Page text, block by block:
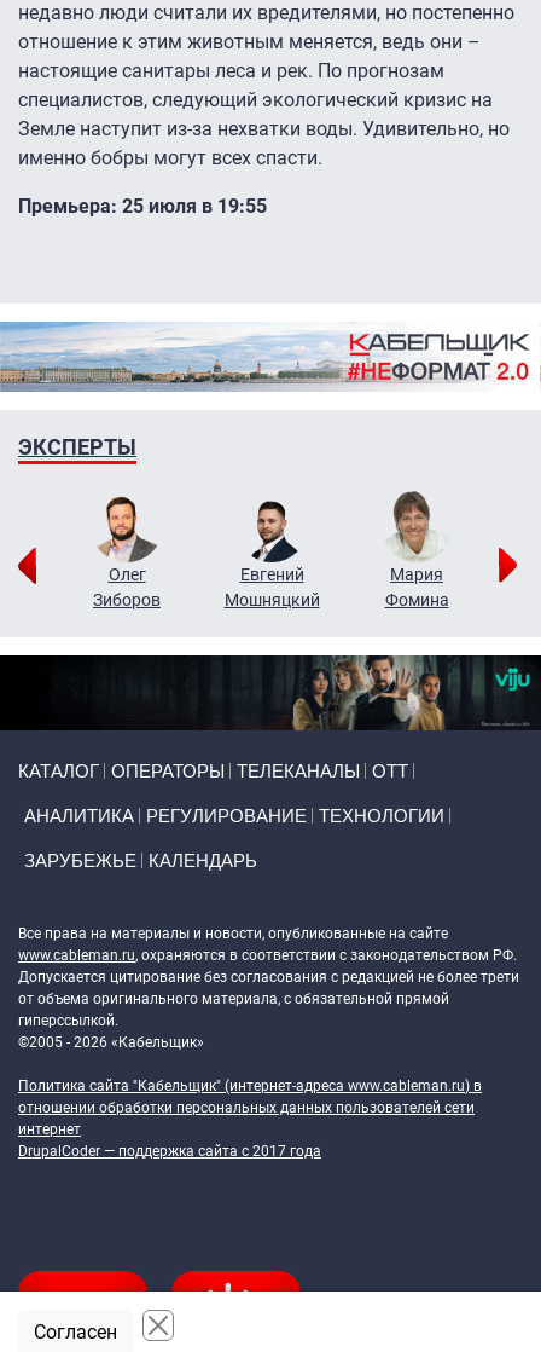
недавно люди считали их вредителями, но постепенно
отношение к этим животным меняется, ведь они –
настоящие санитары леса и рек. По прогнозам
специалистов, следующий экологический кризис на
Земле наступит из-за нехватки воды. Удивительно, но
именно бобры могут всех спасти.
Премьера: 25 июля в 19:55
ЭКСПЕРТЫ
Олег
Зиборов
Евгений
Мошняцкий
Мария
Фомина
КАТАЛОГ ОПЕРАТОРЫ ТЕЛЕКАНАЛЫ ОТТ
АНАЛИТИКА РЕГУЛИРОВАНИЕ ТЕХНОЛОГИИ
ЗАРУБЕЖЬЕ КАЛЕНДАРЬ
Все права на материалы и новости, опубликованные на сайте
www.cableman.ru, охраняются в соответствии с законодательством РФ.
Допускается цитирование без согласования с редакцией не более трети
от объема оригинального материала, с обязательной прямой
гиперссылкой.
©2005 - 2026 «Кабельщик»
Политика сайта "Кабельщик" (интернет-адреса www.cableman.ru) в
отношении обработки персональных данных пользователей сети
интернет
DrupalCoder — поддержка сайта c 2017 года
Согласен